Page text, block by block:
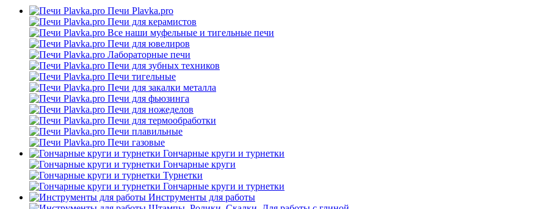
Печи Plavka.pro
Печи для керамистов
Все наши муфельные и тигельные печи
Печи для ювелиров
Лабораторные печи
Печи для зубных техников
Печи тигельные
Печи для закалки металла
Печи для фьюзинга
Печи для ножеделов
Печи для термообработки
Печи плавильные
Печи газовые
Гончарные круги и турнетки
Гончарные круги
Турнетки
Гончарные круги и турнетки
Инструменты для работы